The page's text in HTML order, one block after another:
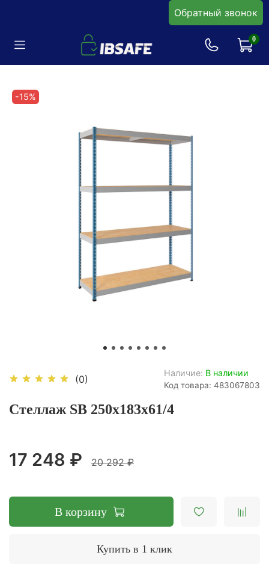
Обратный звонок
0
-15%
(0)
Наличие: В наличии
Код товара: 483067803
Стеллаж SB 250x183x61/4
17 248 ₽ 20 292 ₽
В корзину
Купить в 1 клик